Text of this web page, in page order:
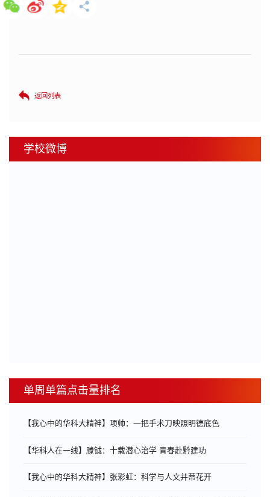
返回列表
学校微博
单周单篇点击量排名
【我心中的华科大精神】项帅：一把手术刀映照明德底色
【华科人在一线】滕钺：十载潜心治学 青春赴黔建功
【我心中的华科大精神】张彩虹：科学与人文并蒂花开